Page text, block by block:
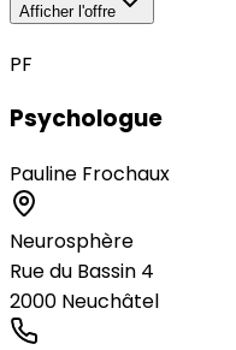
Afficher l'offre
PF
Psychologue
Pauline Frochaux
Neurosphère
Rue du Bassin 4
2000 Neuchâtel